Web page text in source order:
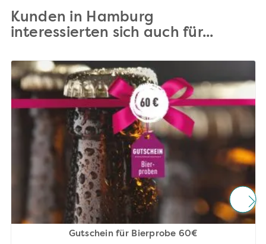
Kunden in Hamburg
interessierten sich auch für...
Gutschein für Bierprobe 60€